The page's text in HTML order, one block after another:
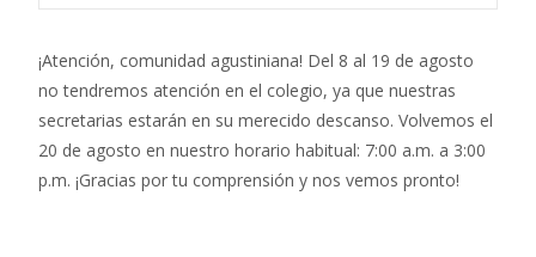
¡Atención, comunidad agustiniana! Del 8 al 19 de agosto
no tendremos atención en el colegio, ya que nuestras
secretarias estarán en su merecido descanso. Volvemos el
20 de agosto en nuestro horario habitual: 7:00 a.m. a 3:00
p.m. ¡Gracias por tu comprensión y nos vemos pronto!